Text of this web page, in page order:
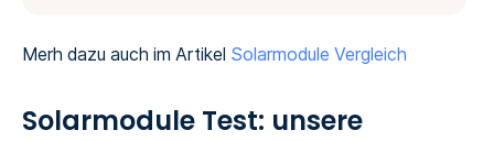
Merh dazu auch im Artikel Solarmodule Vergleich
Solarmodule Test: unsere